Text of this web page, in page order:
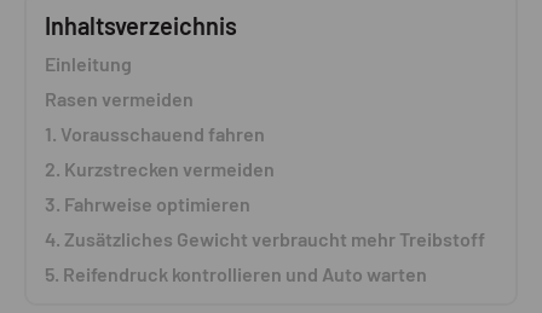
Inhaltsverzeichnis
Einleitung
Rasen vermeiden
1. Vorausschauend fahren
2. Kurzstrecken vermeiden
3. Fahrweise optimieren
4. Zusätzliches Gewicht verbraucht mehr Treibstoff
5. Reifendruck kontrollieren und Auto warten